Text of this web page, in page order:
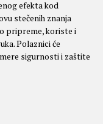
efekta kod
stečenih znanja
pripreme, koriste i
Polaznici će
sigurnosti i zaštite